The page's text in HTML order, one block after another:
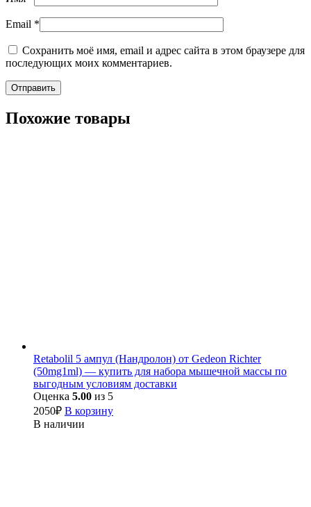
Email *
Сохранить моё имя, email и адрес сайта в этом браузере для
последующих моих комментариев.
Похожие товары
Retabolil 5 ампул (Нандролон) от Gedeon Richter
(50mg1ml) — купить для набора мышечной массы по
выгодным условиям доставки
Оценка 5.00 из 5
2050₽ В корзину
В наличии